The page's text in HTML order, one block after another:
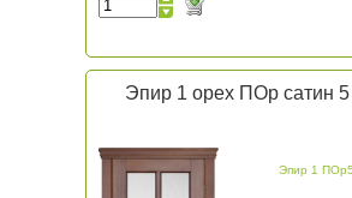
Эпир 1 орех ПОр сатин 5
Эпир 1